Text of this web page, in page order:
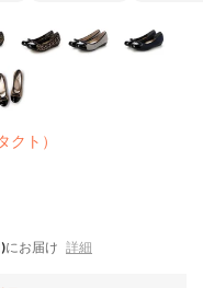
クト）
にお届け 詳細